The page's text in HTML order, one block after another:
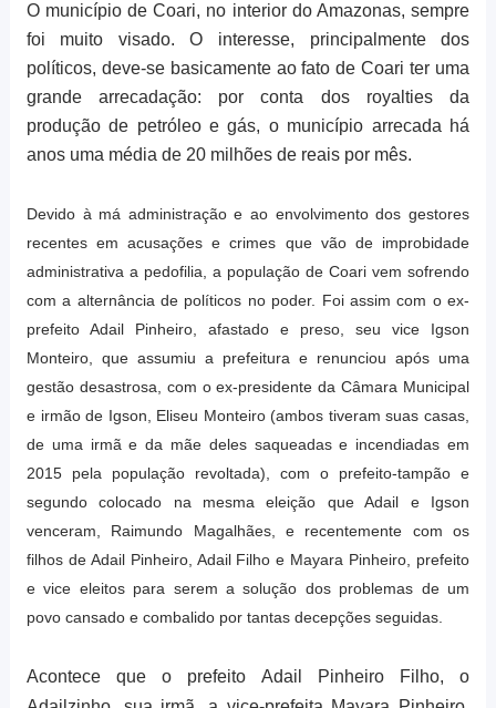
O município de Coari, no interior do Amazonas, sempre
foi muito visado. O interesse, principalmente dos
políticos, deve-se basicamente ao fato de Coari ter uma
grande arrecadação: por conta dos royalties da
produção de petróleo e gás, o município arrecada há
anos uma média de 20 milhões de reais por mês.
Devido à má administração e ao envolvimento dos gestores
recentes em acusações e crimes que vão de improbidade
administrativa a pedofilia, a população de Coari vem sofrendo
com a alternância de políticos no poder. Foi assim com o ex-
prefeito Adail Pinheiro, afastado e preso, seu vice Igson
Monteiro, que assumiu a prefeitura e renunciou após uma
gestão desastrosa, com o ex-presidente da Câmara Municipal
e irmão de Igson, Eliseu Monteiro (ambos tiveram suas casas,
de uma irmã e da mãe deles saqueadas e incendiadas em
2015 pela população revoltada), com o prefeito-tampão e
segundo colocado na mesma eleição que Adail e Igson
venceram, Raimundo Magalhães, e recentemente com os
filhos de Adail Pinheiro, Adail Filho e Mayara Pinheiro, prefeito
e vice eleitos para serem a solução dos problemas de um
povo cansado e combalido por tantas decepções seguidas.
Acontece que o prefeito Adail Pinheiro Filho, o